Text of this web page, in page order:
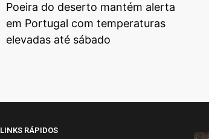
Poeira do deserto mantém alerta
em Portugal com temperaturas
elevadas até sábado
LINKS RÁPIDOS